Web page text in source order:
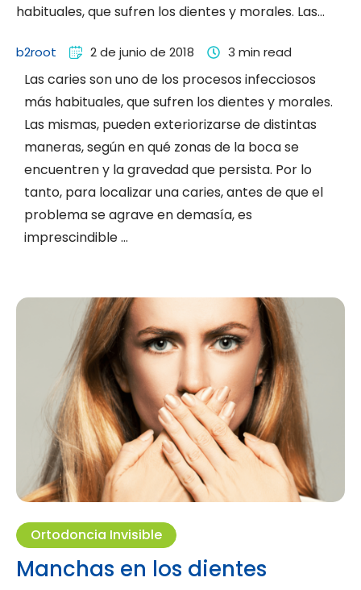
habituales, que sufren los dientes y morales. Las
b2root 2 de junio de 2018 3 min read
Las caries son uno de los procesos infecciosos
más habituales, que sufren los dientes y morales.
Las mismas, pueden exteriorizarse de distintas
maneras, según en qué zonas de la boca se
encuentren y la gravedad que persista. Por lo
tanto, para localizar una caries, antes de que el
problema se agrave en demasía, es
imprescindible …
Ortodoncia Invisible
Manchas en los dientes